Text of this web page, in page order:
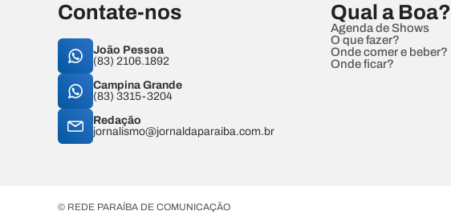
Contate-nos
João Pessoa
(83) 2106.1892
Campina Grande
(83) 3315-3204
Redação
jornalismo@jornaldaparaiba.com.br
Qual a Boa?
Agenda de Shows
O que fazer?
Onde comer e beber?
Onde ficar?
© REDE PARAÍBA DE COMUNICAÇÃO